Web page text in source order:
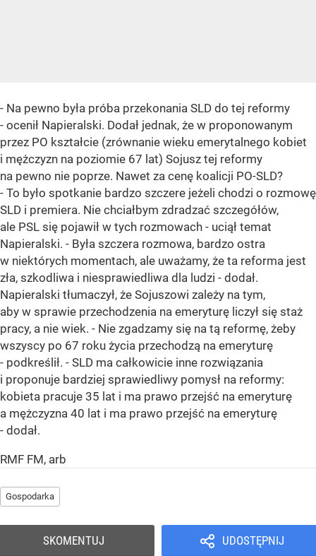
- Na pewno była próba przekonania SLD do tej reformy
- ocenił Napieralski. Dodał jednak, że w proponowanym
przez PO kształcie (zrównanie wieku emerytalnego kobiet
i mężczyzn na poziomie 67 lat) Sojusz tej reformy
na pewno nie poprze. Nawet za cenę koalicji PO-SLD?
- To było spotkanie bardzo szczere jeżeli chodzi o rozmowę
SLD i premiera. Nie chciałbym zdradzać szczegółów,
ale PSL się pojawił w tych rozmowach - uciął temat
Napieralski. - Była szczera rozmowa, bardzo ostra
w niektórych momentach, ale uważamy, że ta reforma jest
zła, szkodliwa i niesprawiedliwa dla ludzi - dodał.
Napieralski tłumaczył, że Sojuszowi zależy na tym,
aby w sprawie przechodzenia na emeryturę liczył się staż
pracy, a nie wiek. - Nie zgadzamy się na tą reformę, żeby
wszyscy po 67 roku życia przechodzą na emeryturę
- podkreślił. - SLD ma całkowicie inne rozwiązania
i proponuje bardziej sprawiedliwy pomysł na reformy:
kobieta pracuje 35 lat i ma prawo przejść na emeryturę
a mężczyzna 40 lat i ma prawo przejść na emeryturę
- dodał.
RMF FM, arb
Gospodarka
UDOSTĘPNIJ
SKOMENTUJ